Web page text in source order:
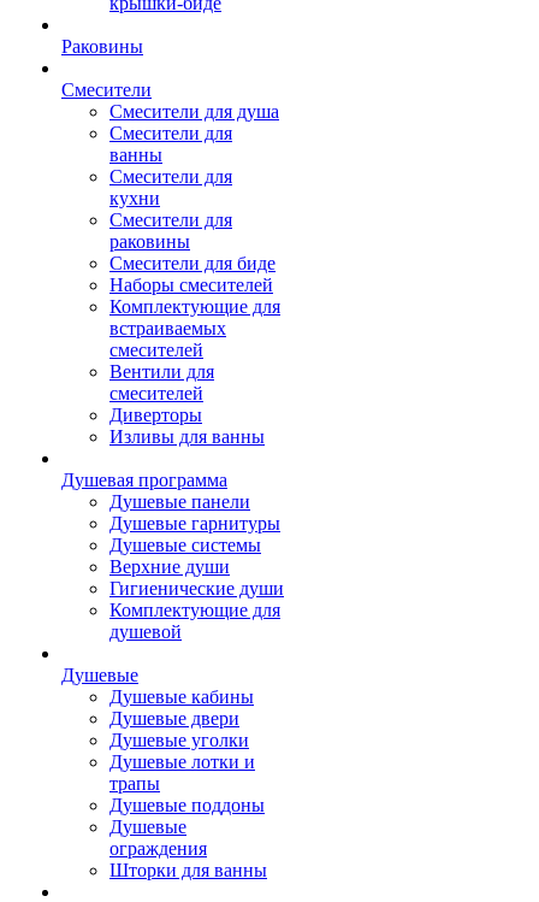
Раковины
Смесители
Смесители для душа
Смесители для
ванны
Смесители для
кухни
Смесители для
раковины
Смесители для биде
Наборы смесителей
Комплектующие для
встраиваемых
смесителей
Вентили для
смесителей
Диверторы
Изливы для ванны
Душевая программа
Душевые панели
Душевые гарнитуры
Душевые системы
Верхние души
Гигиенические души
Комплектующие для
душевой
Душевые
Душевые кабины
Душевые двери
Душевые уголки
Душевые лотки и
трапы
Душевые поддоны
Душевые
ограждения
Шторки для ванны